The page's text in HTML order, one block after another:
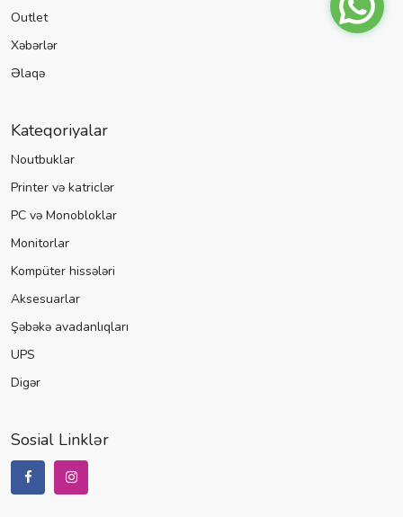
Outlet
Xəbərlər
Əlaqə
Kateqoriyalar
Noutbuklar
Printer və katriclər
PC və Monobloklar
Monitorlar
Kompüter hissələri
Aksesuarlar
Şəbəkə avadanlıqları
UPS
Digər
Sosial Linklər